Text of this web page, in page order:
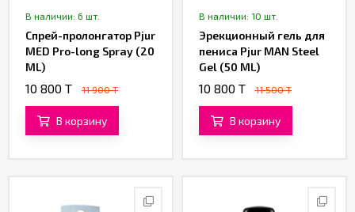
В наличии: 6 шт.
Спрей-пролонгатор Pjur
MED Pro-long Spray (20
ML)
10 800 T 11 900 T
В корзину
В наличии: 10 шт.
Эрекционный гель для
пениса Pjur MAN Steel
Gel (50 ML)
10 800 T 11 500 T
В корзину